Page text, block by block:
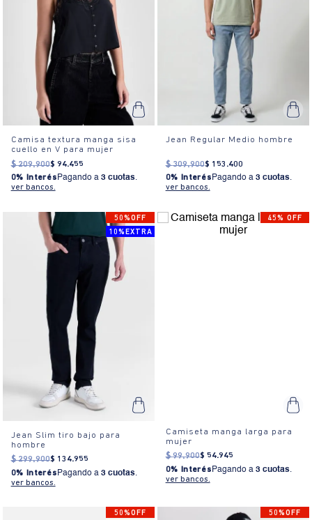
Camisa textura manga sisa
cuello en V para mujer
$ 209.900$ 94.455
0% Interés Pagando a 3 cuotas.
ver bancos.
Jean Regular Medio hombre
$ 309.900$ 153 .400
0% Interés Pagando a 3 cuotas.
ver bancos.
50%OFF
10%EXTRA
Jean Slim tiro bajo para
hombre
$ 299.900$ 134.955
0% Interés Pagando a 3 cuotas.
ver bancos.
45% OFF
Camiseta manga larga para
mujer
$ 99.900$ 54.945
0% Interés Pagando a 3 cuotas.
ver bancos.
50%OFF
50%OFF